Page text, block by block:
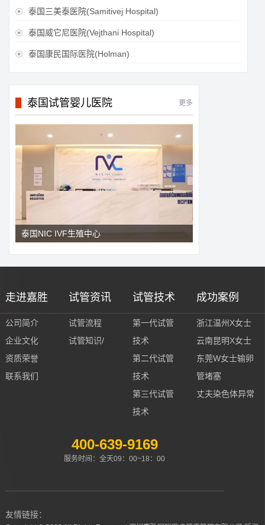
 泰国三美泰医院(Samitivej Hospital)
 泰国威它尼医院(Vejthani Hospital)
 泰国康民国际医院(Holman)
泰国试管婴儿医院 更多
泰国NIC IVF生殖中心
走进嘉胜
公司简介
企业文化
资质荣誉
联系我们
试管资讯
试管流程
试管知识/
试管技术
第一代试管
技术
第二代试管
技术
第三代试管
技术
成功案例
浙江温州X女士
云南昆明X女士
东莞W女士输卵
管堵塞
丈夫染色体异常
400-639-9169
服务时间：全天09：00~18：00
友情链接：